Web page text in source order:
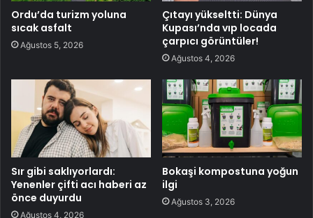
Ordu’da turizm yoluna
sıcak asfalt
Ağustos 5, 2026
Çıtayı yükseltti: Dünya
Kupası’nda vıp locada
çarpıcı görüntüler!
Ağustos 4, 2026
Sır gibi saklıyorlardı:
Yenenler çifti acı haberi az
önce duyurdu
Ağustos 4, 2026
Bokaşi kompostuna yoğun
ilgi
Ağustos 3, 2026